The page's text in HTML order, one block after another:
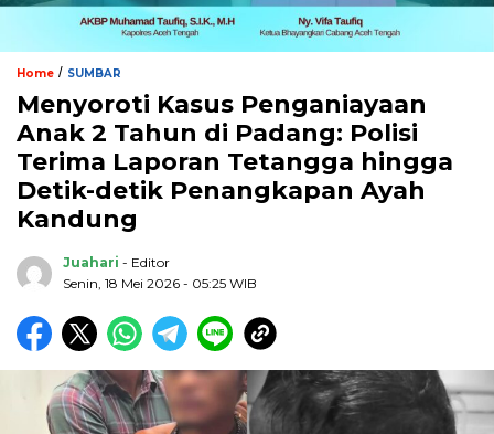
Home / SUMBAR
Menyoroti Kasus Penganiayaan
Anak 2 Tahun di Padang: Polisi
Terima Laporan Tetangga hingga
Detik-detik Penangkapan Ayah
Kandung
Juahari - Editor
Senin, 18 Mei 2026 - 05:25 WIB